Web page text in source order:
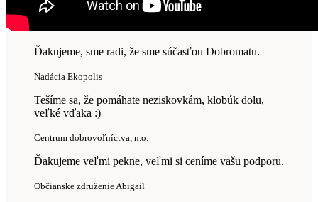
Ďakujeme, sme radi, že sme súčasťou Dobromatu.
Nadácia Ekopolis
Tešíme sa, že pomáhate neziskovkám, klobúk dolu,
veľké vďaka :)
Centrum dobrovoľníctva, n.o.
Ďakujeme veľmi pekne, veľmi si ceníme vašu podporu.
Občianske združenie Abigail